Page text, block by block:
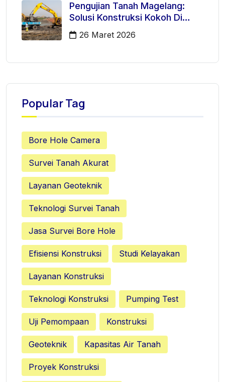
Pengujian Tanah Magelang:
Solusi Konstruksi Kokoh Di
Mertoyudan
26 Maret 2026
Popular Tag
Bore Hole Camera
Survei Tanah Akurat
Layanan Geoteknik
Teknologi Survei Tanah
Jasa Survei Bore Hole
Efisiensi Konstruksi Studi Kelayakan
Layanan Konstruksi
Teknologi Konstruksi Pumping Test
Uji Pemompaan Konstruksi
Geoteknik Kapasitas Air Tanah
Proyek Konstruksi